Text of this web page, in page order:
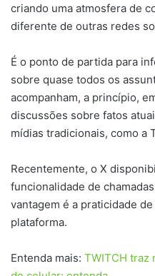
criando uma atmosfera de
diferente de outras redes
É o ponto de partida para
sobre quase todos os
acompanham, a princípio,
discussões sobre fatos
mídias tradicionais, como a
Recentemente, o X
funcionalidade de
vantagem é a praticidade
plataforma.
Entenda mais: TWITCH traz